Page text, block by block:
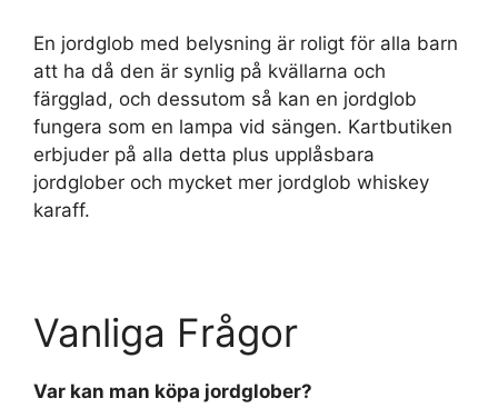
En jordglob med belysning är roligt för alla barn
att ha då den är synlig på kvällarna och
färgglad, och dessutom så kan en jordglob
fungera som en lampa vid sängen. Kartbutiken
erbjuder på alla detta plus upplåsbara
jordglober och mycket mer jordglob whiskey
karaff.
Vanliga Frågor
Var kan man köpa jordglober?